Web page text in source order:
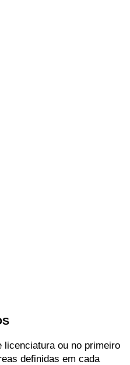
licenciatura ou no primeiro
definidas em cada